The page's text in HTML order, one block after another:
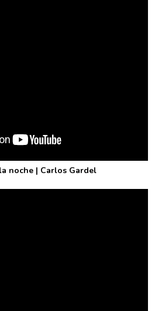
noche | Carlos Gardel